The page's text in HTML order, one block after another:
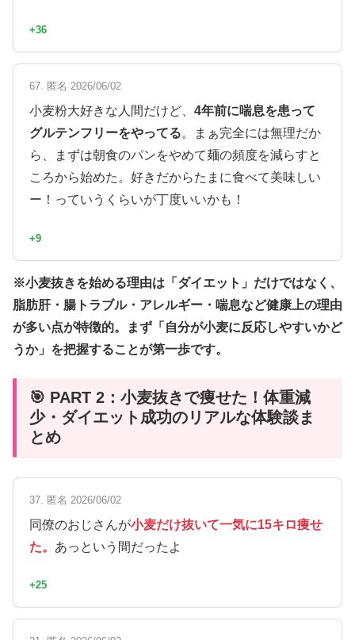
+36
67. 匿名 2026/06/02
小麦粉大好きな人間だけど、 4年前に喘息を患って
グルテンフリーをやってる。まぁ完全には無理だか
ら、まずは朝食のパンをやめて麺の頻度を減らすと
ころから始めた。好きだからたまに食べて美味しい
ー！っていうくらいが丁度いいかも！
+9
※小麦抜きを始める理由は「ダイエット」だけではなく、
脂肪肝・腸トラブル・アレルギー・喘息など健康上の理由
が多い点が特徴的。まず「自分が小麦に反応しやすいかど
うか」を把握することが第一歩です。
🎯 PART 2：小麦抜きで痩せた！体重減
少・ダイエット成功のリアルな体験談ま
とめ
37. 匿名 2026/06/02
同僚のおじさんが小麦だけ抜いて一気に15キロ痩せ
た。 あっという間だったよ
+25